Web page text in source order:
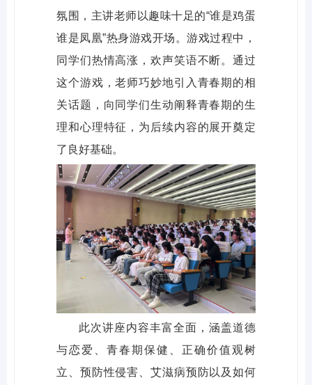
氛围，主讲老师以趣味十足的“谁是鸡蛋
谁是凤凰”热身游戏开场。游戏过程中，
同学们热情高涨，欢声笑语不断。通过
这个游戏，老师巧妙地引入青春期的相
关话题，向同学们生动阐释青春期的生
理和心理特征，为后续内容的展开奠定
了良好基础。
此次讲座内容丰富全面，涵盖道德
与恋爱、青春期保健、正确价值观树
立、预防性侵害、艾滋病预防以及如何